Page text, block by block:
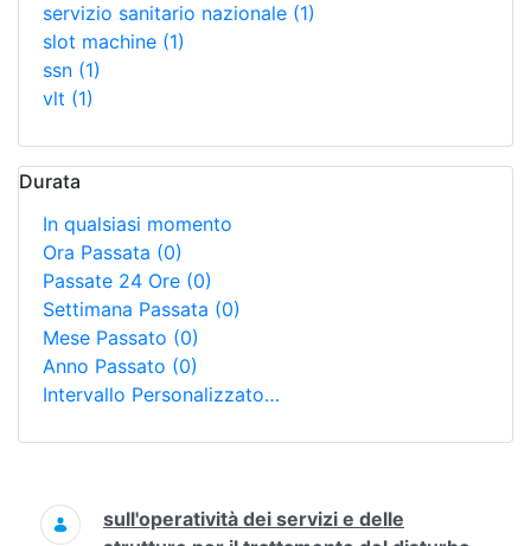
servizio sanitario nazionale (1)
slot machine (1)
ssn (1)
vlt (1)
Durata
In qualsiasi momento
Ora Passata (0)
Passate 24 Ore (0)
Settimana Passata (0)
Mese Passato (0)
Anno Passato (0)
Intervallo Personalizzato…
Ricerca
sull'operatività dei servizi e delle